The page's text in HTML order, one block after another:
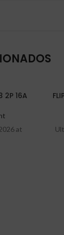
2P 16A
at